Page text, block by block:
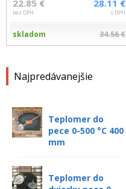
Najpredávanejšie
Teplomer do
pece 0-500 °C 400
mm
Teplomer do
22.85 €
bez DPH
28.11 €
s DPH
skladom 34.56 €